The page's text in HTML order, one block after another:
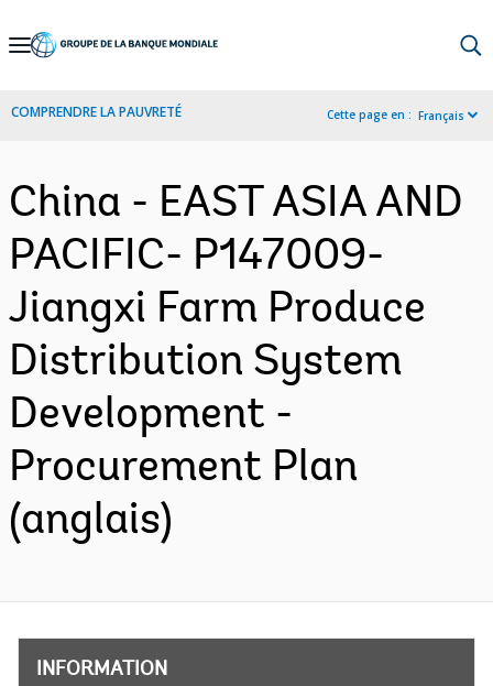
Skip
Navigation
COMPRENDRE LA PAUVRETÉ Cette page en : Français
China - EAST ASIA AND
PACIFIC- P147009-
Jiangxi Farm Produce
Distribution System
Development -
Procurement Plan
(anglais)
INFORMATION